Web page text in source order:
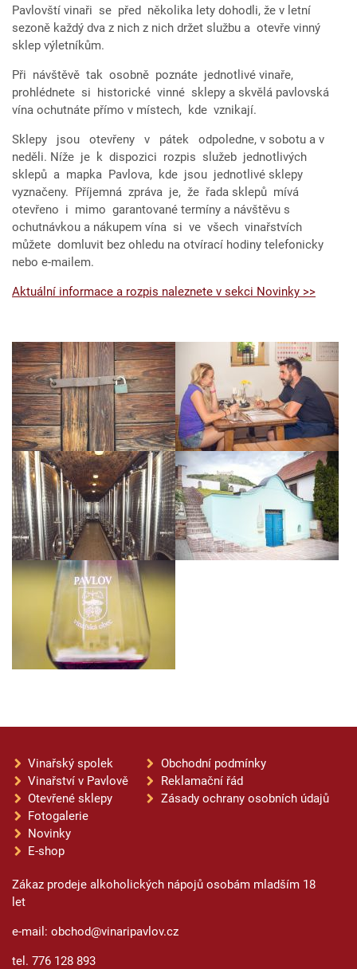
Pavlovští vinaři se před několika lety dohodli, že v letní
sezoně každý dva z nich z nich držet službu a otevře vinný
sklep výletníkům.
Při návštěvě tak osobně poznáte jednotlivé vinaře,
prohlédnete si historické vinné sklepy a skvělá pavlovská
vína ochutnáte přímo v místech, kde vznikají.
Sklepy jsou otevřeny v pátek odpoledne, v sobotu a v
neděli. Níže je k dispozici rozpis služeb jednotlivých
sklepů a mapka Pavlova, kde jsou jednotlivé sklepy
vyznačeny. Příjemná zpráva je, že řada sklepů mívá
otevřeno i mimo garantované termíny a návštěvu s
ochutnávkou a nákupem vína si ve všech vinařstvích
můžete domluvit bez ohledu na otvírací hodiny telefonicky
nebo e-mailem.
Aktuální informace a rozpis naleznete v sekci Novinky >>
Vinařský spolek
Vinařství v Pavlově
Otevřené sklepy
Fotogalerie
Novinky
E-shop
Obchodní podmínky
Reklamační řád
Zásady ochrany osobních údajů
Zákaz prodeje alkoholických nápojů osobám mladším 18
let
e-mail: obchod@vinaripavlov.cz
tel. 776 128 893